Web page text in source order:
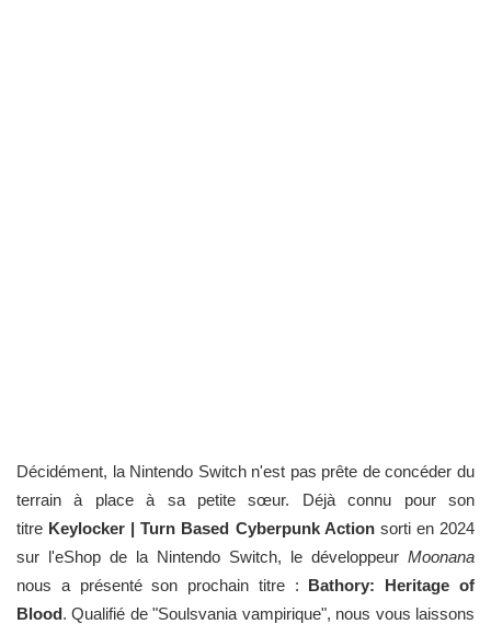
Décidément, la Nintendo Switch n'est pas prête de concéder du
terrain à place à sa petite sœur. Déjà connu pour son
titre Keylocker | Turn Based Cyberpunk Actionsorti en 2024
sur l'eShop de la Nintendo Switch, le développeur Moonana
nous a présenté son prochain titre : Bathory: Heritage of
Blood. Qualifié de "Soulsvania vampirique", nous vous laissons